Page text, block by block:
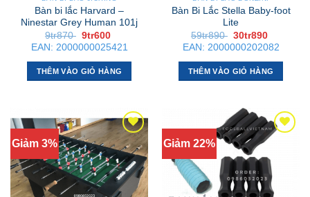
Bàn bi lắc Harvard –
Ninestar Grey Human 101j
9tr870 Giá
gốc
là:
9tr870 .
9tr600
hiện
tại
là:
9tr600 .
EAN: 2000000025421
THÊM VÀO GIỎ HÀNG
Bàn Bi Lắc Stella Baby-foot
Lite
59tr890 Giá
gốc
là:
59tr890 .
30tr890
hiện
tại
là:
30tr890 .
EAN: 2000000202082
THÊM VÀO GIỎ HÀNG
Giảm 3% Giảm 22%